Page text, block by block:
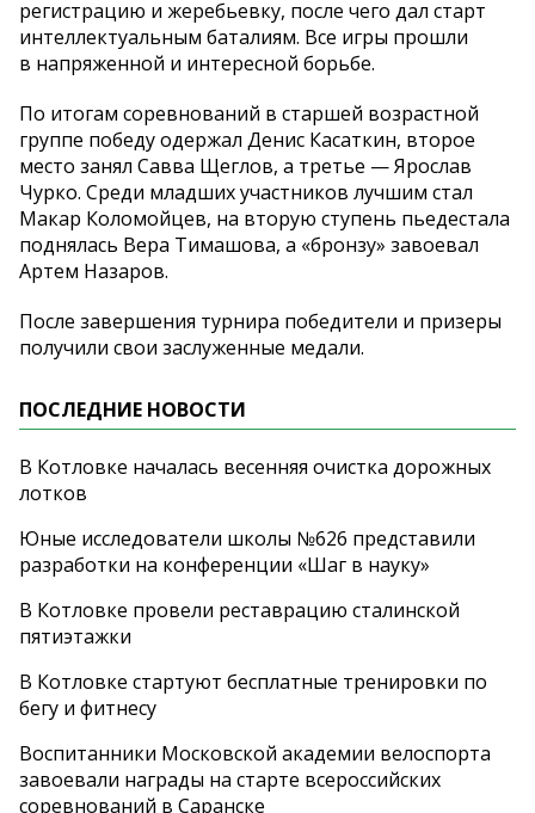
регистрацию и жеребьевку, после чего дал старт
интеллектуальным баталиям. Все игры прошли
в напряженной и интересной борьбе.
По итогам соревнований в старшей возрастной
группе победу одержал Денис Касаткин, второе
место занял Савва Щеглов, а третье —Ярослав
Чурко. Среди младших участников лучшим стал
Макар Коломойцев, на вторую ступень пьедестала
поднялась Вера Тимашова, а «бронзу» завоевал
Артем Назаров.
После завершения турнира победители и призеры
получили свои заслуженные медали.
ПОСЛЕДНИЕ НОВОСТИ
В Котловке началась весенняя очистка дорожных
лотков
Юные исследователи школы №626 представили
разработки на конференции «Шаг в науку»
В Котловке провели реставрацию сталинской
пятиэтажки
В Котловке стартуют бесплатные тренировки по
бегу и фитнесу
Воспитанники Московской академии велоспорта
завоевали награды на старте всероссийских
соревнований в Саранске